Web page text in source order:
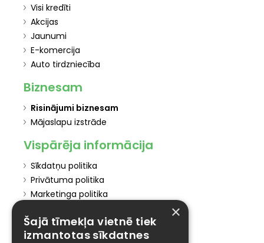
Visi kredīti
Akcijas
Jaunumi
E-komercija
Auto tirdzniecība
Biznesam
Risinājumi biznesam
Mājaslapu izstrāde
Vispārēja informācija
Sīkdatņu politika
Privātuma politika
Marketinga politika
Atteikuma politika
Atteikties no mārketinga
×
Šajā tīmekļa vietnē tiek
izmantotas sīkdatnes